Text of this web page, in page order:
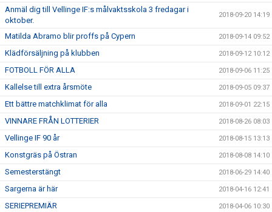
Anmäl dig till Vellinge IF:s målvaktsskola 3 fredagar i
oktober.
2018-09-20 14:19
Matilda Abramo blir proffs på Cypern 2018-09-14 09:52
Klädförsäljning på klubben 2018-09-12 10:12
FOTBOLL FÖR ALLA 2018-09-06 11:25
Kallelse till extra årsmöte 2018-09-05 09:37
Ett bättre matchklimat för alla 2018-09-01 22:15
VINNARE FRÅN LOTTERIER 2018-08-26 08:03
Vellinge IF 90 år 2018-08-15 13:13
Konstgräs på Östran 2018-08-08 14:10
Semesterstängt 2018-06-29 14:40
Sargerna är här 2018-04-16 12:41
SERIEPREMIÄR 2018-04-06 10:30